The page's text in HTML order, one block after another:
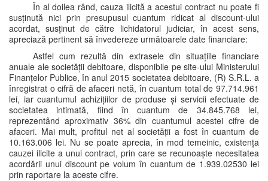
În al doilea rând, cauza ilicită a acestui contract nu poate fi
susținută nici prin presupusul cuantum ridicat al discount-ului
acordat, susținut de către lichidatorul judiciar, în acest sens,
apreciază pertinent să învedereze următoarele date financiare:
Astfel cum rezultă din extrasele din situațiile financiare
anuale ale societății debitoare, disponibile pe site-ului Ministerului
Finanțelor Publice, în anul 2015 societatea debitoare, (R) S.R.L. a
înregistrat o cifră de afaceri netă, în cuantum total de 97.714.961
lei, iar cuantumul achizițiilor de produse și servicii efectuate de
societatea intimată, fiind în cuantum de 34.845.768 lei,
reprezentând aproximativ 36% din cuantumul acestei cifre de
afaceri. Mai mult, profitul net al societății a fost în cuantum de
10.163.006 lei. Nu se poate aprecia, în mod temeinic, existența
cauzei ilicite a unui contract, prin care se recunoaște necesitatea
acordării unui discount pe volum în cuantum de 1.939.02530 lei
prin raportare la aceste cifre.